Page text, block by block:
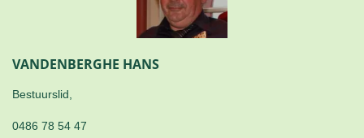
VANDENBERGHE HANS
Bestuurslid,
0486 78 54 47